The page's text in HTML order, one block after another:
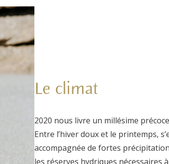
Le climat
2020 nous livre un millésime
Entre l’hiver doux et le printemps,
accompagnée de fortes
les réserves hydriques nécessaires